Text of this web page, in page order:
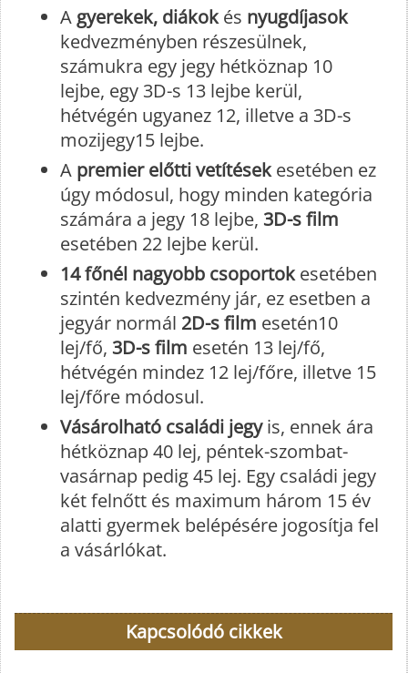
Agyerekek, diákokés nyugdíjasok
kedvezményben részesülnek,
számukra egy jegy hétköznap 10
lejbe, egy 3D-s 13 lejbe kerül,
hétvégén ugyanez 12, illetve a 3D-s
mozijegy15 lejbe.
A premier előtti vetítésekesetében ez
úgy módosul, hogy minden kategória
számára a jegy 18 lejbe, 3D-s film
esetében 22 lejbe kerül.
14 főnél nagyobb csoportokesetében
szintén kedvezmény jár, ez esetben a
jegyár normál 2D-s film esetén10
lej/fő, 3D-s film esetén 13 lej/fő,
hétvégén mindez 12 lej/főre, illetve 15
lej/főre módosul.
Vásárolható családi jegyis, ennek ára
hétköznap 40 lej, péntek-szombat-
vasárnap pedig 45 lej. Egy családi jegy
két felnőtt és maximum három 15 év
alatti gyermek belépésére jogosítja fel
a vásárlókat.
Kapcsolódó cikkek